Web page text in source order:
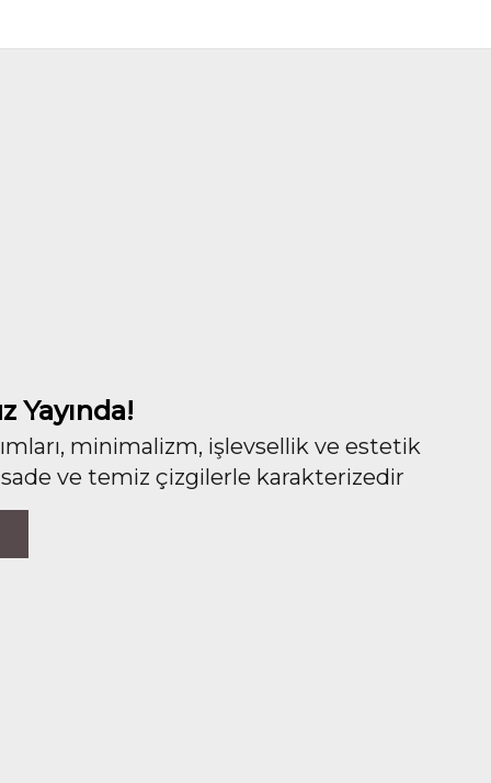
Yayında!
minimalizm, işlevsellik ve estetik
ve temiz çizgilerle karakterizedir